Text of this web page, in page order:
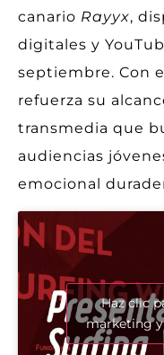
canario Rayyx,
digitales y
septiembre. Con
refuerza su
transmedia que
audiencias
emocional
Haz clic
marketing